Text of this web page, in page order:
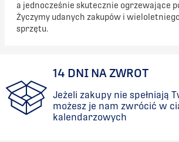
a jednocześnie skutecznie ogrzewające
Życzymy udanych zakupów i
sprzętu.
14 DNI NA ZWROT
Jeżeli zakupy nie spełniają
możesz je nam zwrócić w
kalendarzowych